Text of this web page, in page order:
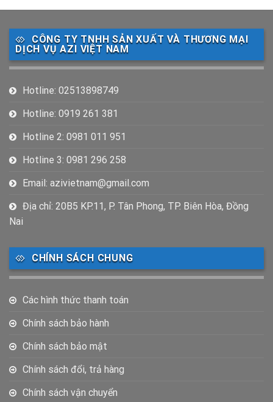
CÔNG TY TNHH SẢN XUẤT VÀ THƯƠNG MẠI
DỊCH VỤ AZI VIỆT NAM
Hotline: 02513898749
Hotline: 0919 261 381
Hotline 2: 0981 011 951
Hotline 3: 0981 296 258
Email: azivietnam@gmail.com
Địa chỉ: 20B5 KP.11, P. Tân Phong, TP. Biên Hòa, Đồng
Nai
CHÍNH SÁCH CHUNG
Các hình thức thanh toán
Chính sách bảo hành
Chính sách bảo mật
Chính sách đổi, trả hàng
Chính sách vận chuyển